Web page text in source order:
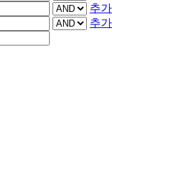
추가
추가